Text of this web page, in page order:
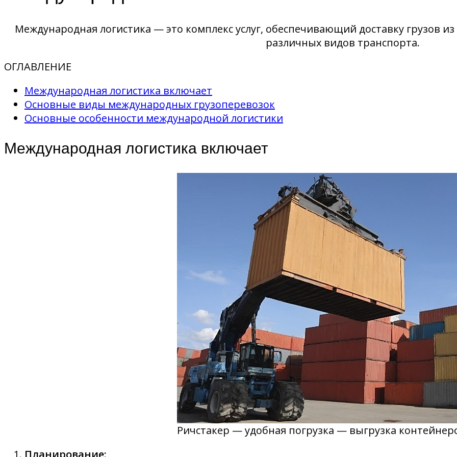
Международная логистика — это комплекс услуг, обеспечивающий доставку грузов
различных видов транспорта.
ОГЛАВЛЕНИЕ
Международная логистика включает
Основные виды международных грузоперевозок
Основные особенности международной логистики
Международная логистика включает
Ричстакер — удобная погрузка — выгрузка